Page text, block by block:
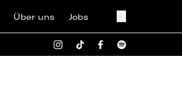
Über uns Jobs